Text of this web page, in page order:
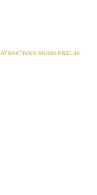
ATRAKTIVAN MUSKI PRSLUK